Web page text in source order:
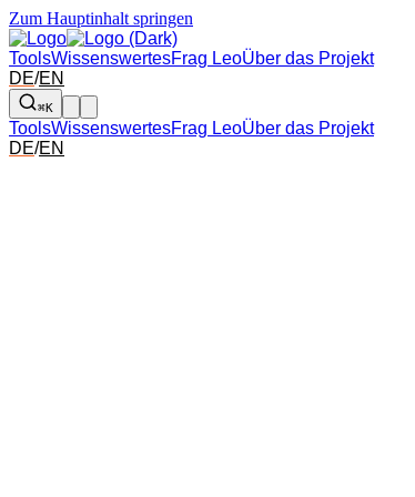
Zum Hauptinhalt springen
ToolsWissenswertesFrag LeoÜber das Projekt
DE/EN
⌘K
ToolsWissenswertesFrag LeoÜber das Projekt
DE/EN